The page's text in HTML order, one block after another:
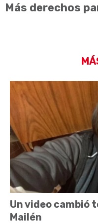
Más derechos
Un video cambió
Mailén